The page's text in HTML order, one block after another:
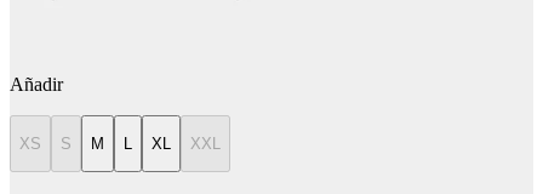
Añadir
XS S M L XL XXL